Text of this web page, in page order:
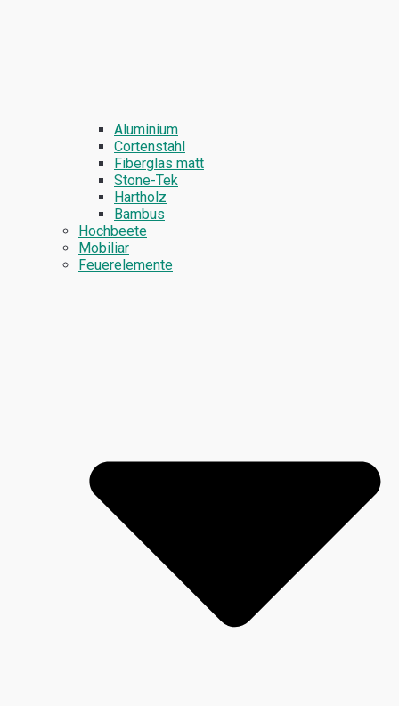
Aluminium
Cortenstahl
Fiberglas matt
Stone-Tek
Hartholz
Bambus
Hochbeete
Mobiliar
Feuerelemente